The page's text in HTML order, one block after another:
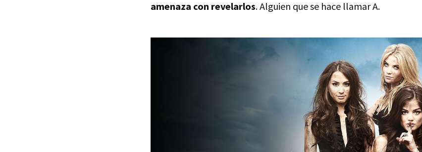
amenaza con revelarlos. Alguien que se hace llamar A.